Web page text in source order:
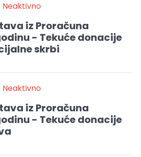
Neaktivno
iz Proračuna
- Tekuće donacije
skrbi
Neaktivno
iz Proračuna
- Tekuće donacije